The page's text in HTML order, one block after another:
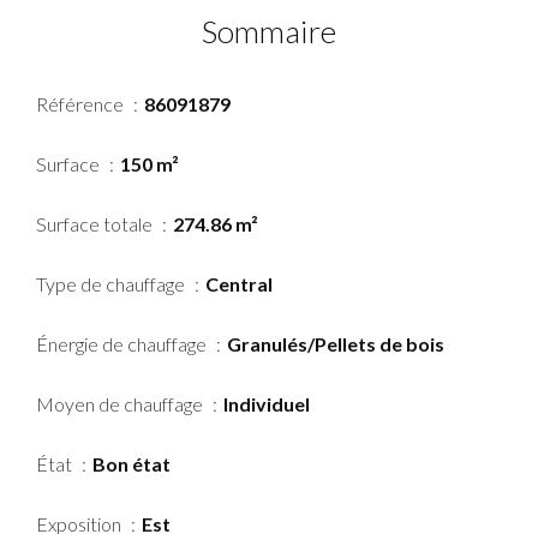
Sommaire
Référence 86091879
Surface 150 m²
Surface totale 274.86 m²
Type de chauffage Central
Énergie de chauffage Granulés/Pellets de bois
Moyen de chauffage Individuel
État Bon état
Exposition Est